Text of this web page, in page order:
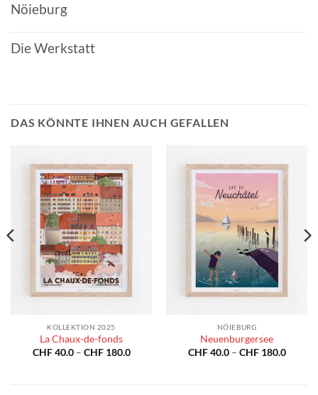
Nöieburg
Die Werkstatt
DAS KÖNNTE IHNEN AUCH GEFALLEN
KOLLEKTION 2025
La Chaux-de-fonds
CHF40.0 – CHF180.0Preisspanne:
NÖIEBURG
Neuenburgersee
CHF40.0 – CHF180.0